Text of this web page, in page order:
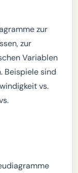
zur
zur
Variablen
Beispiele sind
vs.